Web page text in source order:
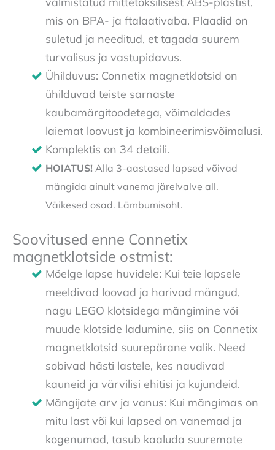
mis on BPA- ja ftalaativaba. Plaadid on
suletud ja needitud, et tagada suurem
turvalisus ja vastupidavus.
Ühilduvus: Connetix magnetklotsid on
ühilduvad teiste sarnaste
kaubamärgitoodetega, võimaldades
laiemat loovust ja kombineerimisvõimalusi.
Komplektis on 34 detaili.
HOIATUS! Alla 3-aastased lapsed võivad
mängida ainult vanema järelvalve all.
Väikesed osad. Lämbumisoht.
Soovitused enne Connetix
magnetklotside ostmist:
Mõelge lapse huvidele: Kui teie lapsele
meeldivad loovad ja harivad mängud,
nagu LEGO klotsidega mängimine või
muude klotside ladumine, siis on Connetix
magnetklotsid suurepärane valik. Need
sobivad hästi lastele, kes naudivad
kauneid ja värvilisi ehitisi ja kujundeid.
Mängijate arv ja vanus: Kui mängimas on
mitu last või kui lapsed on vanemad ja
kogenumad, tasub kaaluda suuremate